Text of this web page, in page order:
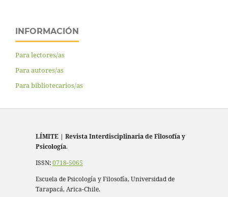
INFORMACIÓN
Para lectores/as
Para autores/as
Para bibliotecarios/as
LÍMITE | Revista Interdisciplinaria de Filosofía y
Psicología.
ISSN:0718-5065
Escuela de Psicología y Filosofía, Universidad de
Tarapacá, Arica-Chile.